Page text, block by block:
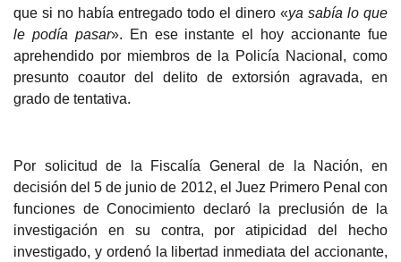
que si no había entregado todo el dinero «ya sabía lo que
le podía pasar». En ese instante el hoy accionante fue
aprehendido por miembros de la Policía Nacional, como
presunto coautor del delito de extorsión agravada, en
grado de tentativa.
Por solicitud de la Fiscalía General de la Nación, en
decisión del 5 de junio de 2012, el Juez Primero Penal con
funciones de Conocimiento declaró la preclusión de la
investigación en su contra, por atipicidad del hecho
investigado, y ordenó la libertad inmediata del accionante,